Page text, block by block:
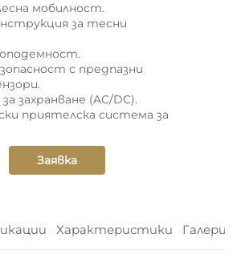
мобилност.
за тесни
с предпазни
захранване (AC/DC).
приятелска система за
Заявка
Характеристики Галерия